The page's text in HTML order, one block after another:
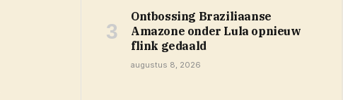
Ontbossing Braziliaanse
Amazone onder Lula opnieuw
flink gedaald
augustus 8, 2026